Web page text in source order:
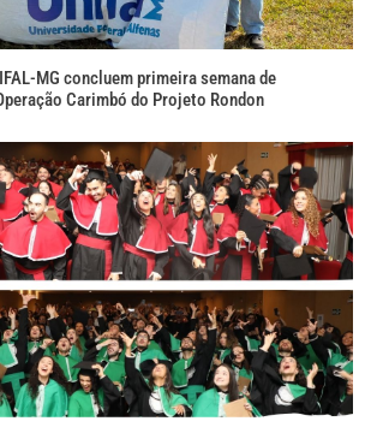
MG concluem primeira semana de
Carimbó do Projeto Rondon